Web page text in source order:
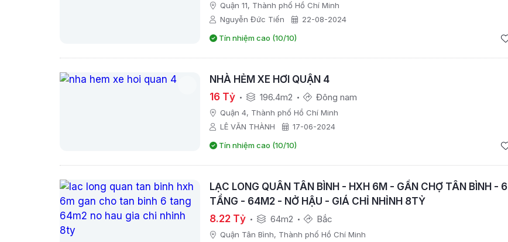
Quận 11, Thành phố Hồ Chí Minh
Nguyễn Đức Tiến
22-08-2024
Tín nhiệm cao (10/10)
NHÀ HẺM XE HƠI QUẬN 4
16 Tỷ
196.4m2 Đông nam
Quận 4, Thành phố Hồ Chí Minh
LÊ VĂN THÀNH
17-06-2024
Tín nhiệm cao (10/10)
LẠC LONG QUÂN TÂN BÌNH - HXH 6M - GẦN CHỢ TÂN BÌNH - 6
TẦNG - 64M2 - NỞ HẬU - GIÁ CHỈ NHỈNH 8TỶ
8.22 Tỷ
64m2 Bắc
Quận Tân Bình, Thành phố Hồ Chí Minh